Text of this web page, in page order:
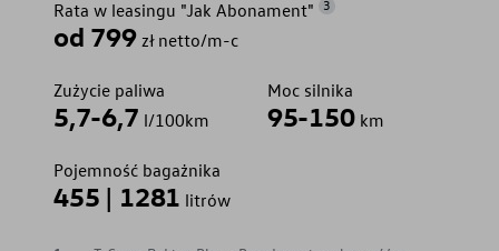
Rata w leasingu "Jak Abonament" 3
od 799 zł netto/m-c
Zużycie paliwa
5,7-6,7 l/100km
Moc silnika
95-150 km
Pojemność bagażnika
455 | 1281 litrów